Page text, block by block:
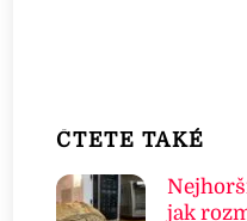
ČTETE TAKÉ
jak